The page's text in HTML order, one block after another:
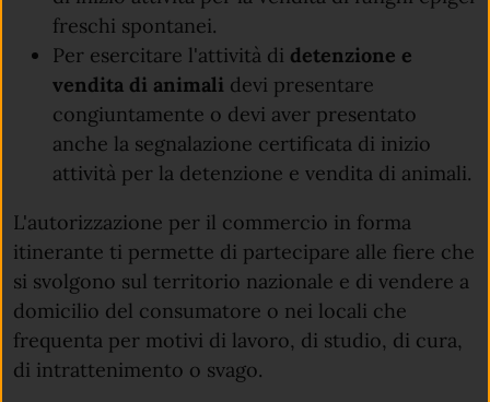
freschi spontanei.
Per esercitare l'attività di detenzione e
vendita di animali devi presentare
congiuntamente o devi aver presentato
anche la segnalazione certificata di inizio
attività per la detenzione e vendita di animali.
L'autorizzazione per il commercio in forma
itinerante ti permette di partecipare alle fiere che
si svolgono sul territorio nazionale e di vendere a
domicilio del consumatore o nei locali che
frequenta per motivi di lavoro, di studio, di cura,
di intrattenimento o svago.